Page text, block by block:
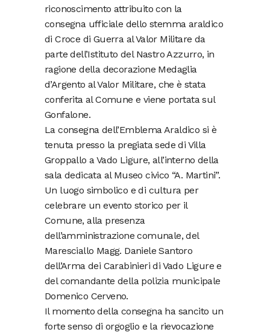
riconoscimento attribuito con la
consegna ufficiale dello stemma araldico
di Croce di Guerra al Valor Militare da
parte dell’Istituto del Nastro Azzurro, in
ragione della decorazione Medaglia
d’Argento al Valor Militare, che è stata
conferita al Comune e viene portata sul
Gonfalone.
La consegna dell’Emblema Araldico si è
tenuta presso la pregiata sede di Villa
Groppallo a Vado Ligure, all’interno della
sala dedicata al Museo civico “A. Martini”.
Un luogo simbolico e di cultura per
celebrare un evento storico per il
Comune, alla presenza
dell’amministrazione comunale, del
Maresciallo Magg. Daniele Santoro
dell’Arma dei Carabinieri di Vado Ligure e
del comandante della polizia municipale
Domenico Cerveno.
Il momento della consegna ha sancito un
forte senso di orgoglio e la rievocazione